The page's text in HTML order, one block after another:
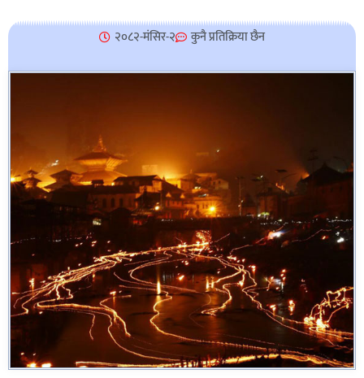
n
२०८२-मंसिर-२ कुनै प्रतिक्रिया छैन